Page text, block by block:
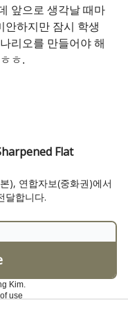
앞으로 생각날 때마
안하지만 잠시 학생
리오를 만들어야 해
ㅎ.
Flat
), 연합자보(중화권)에서
달합니다.
Kim.
use